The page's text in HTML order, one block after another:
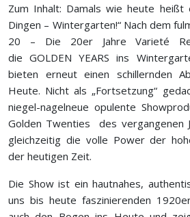
Zum Inhalt: Damals wie heute heißt
Dingen – Wintergarten!“ Nach dem
20 – Die 20er Jahre Varieté
die GOLDEN YEARS ins
bieten erneut einen schillernden
Heute. Nicht als „Fortsetzung“
niegel-nagelneue opulente
Golden Twenties des vergangenen
gleichzeitig die volle Power der
der heutigen Zeit.
Die Show ist ein hautnahes,
uns bis heute faszinierenden